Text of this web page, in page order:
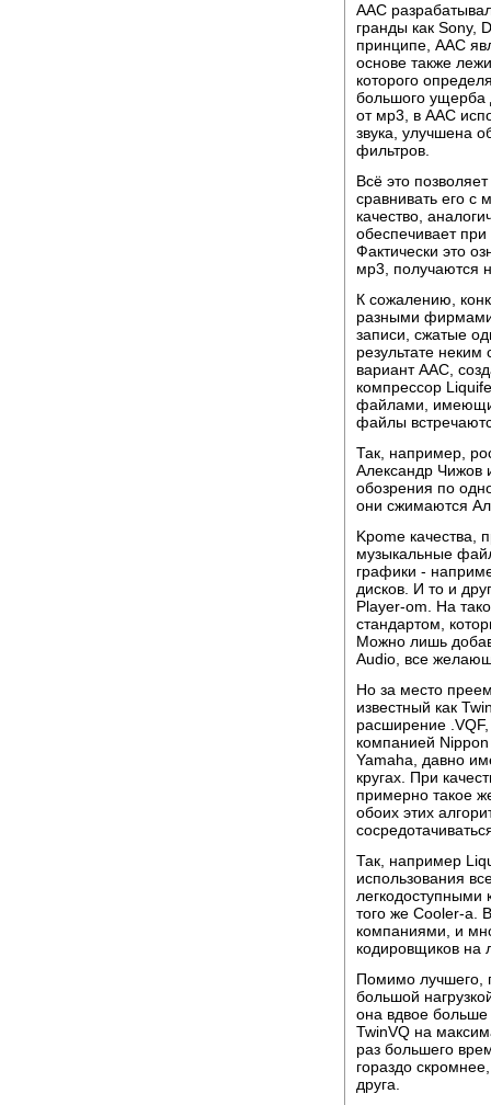
ААС
гранды как Sony,
принципе, ААС
основе также
которого
большого ущерба
от мр3, в ААС
звука, улучшена
фильтров.
Всё это
сравнивать его с
качество,
обеспечивает при
Фактически это
мр3, получаются
К сожалению,
разными
записи, сжатые
результате
вариант ААС,
компрессор
файлами,
файлы
Так, например,
Александр Чижов
обозрения по
они сжимаются
Kpome качества,
музыкальные
графики -
дисков. И то и
Player-om. Ha
стандартом,
Можно лишь
Audio, все
Но за место
известный как
расширение
компанией
Yamaha, давно
кругах. При
примерно такое
обоих этих
Так, например
использования
легкодоступными
того же Cooler-a.
компаниями, и
кодировщиков
Помимо лучшего,
большой
она вдвое
TwinVQ на
раз большего
гораздо
друга.